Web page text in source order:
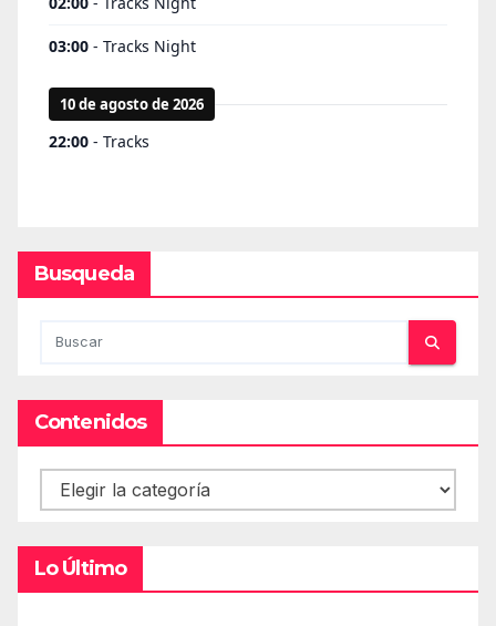
Busqueda
Contenidos
Contenidos
Lo Último